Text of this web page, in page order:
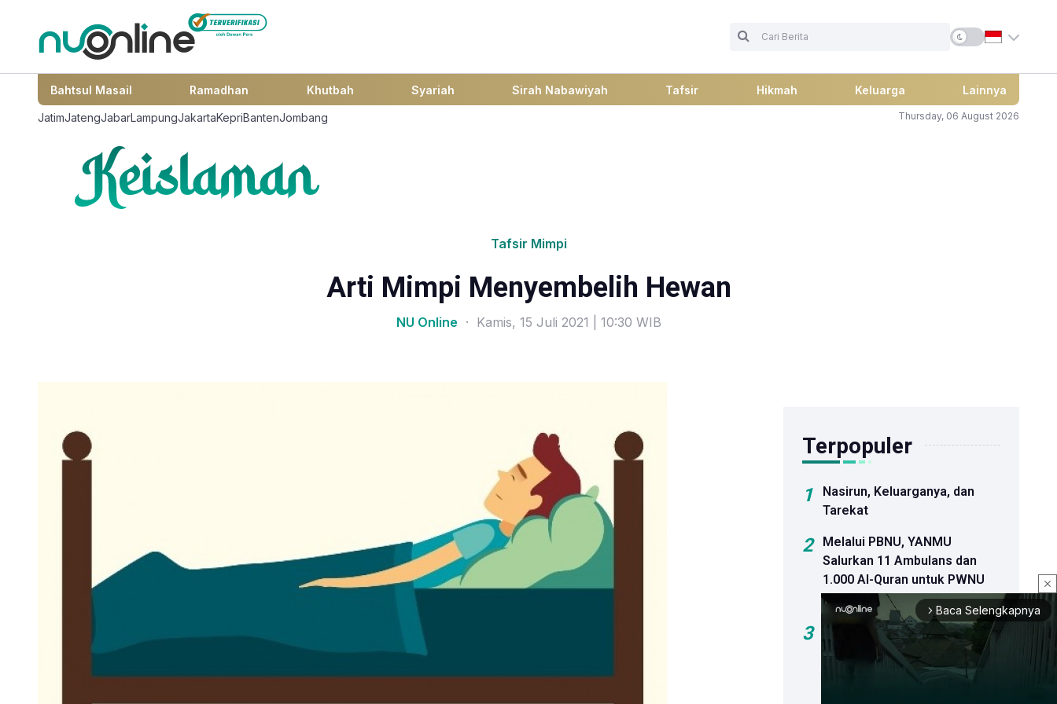
Bahtsul Masail Ramadhan Khutbah Syariah Sirah Nabawiyah Tafsir Hikmah Keluarga Lainnya
JatimJatengJabarLampungJakartaKepriBantenJombang Thursday, 06 August 2026
Tafsir Mimpi
Arti Mimpi Menyembelih Hewan
NU Online · Kamis, 15 Juli 2021 | 10:30 WIB
close
arrow_forward_ios Baca Selengkapnya
Terpopuler
1
Nasirun, Keluarganya, dan
Tarekat
2
Melalui PBNU, YANMU
Salurkan 11 Ambulans dan
1.000 Al-Quran untuk PWNU
dan PCNU
3
Agresi Israel Tak Berhenti
usai Kesepakatan Pelucutan
Senjata, Jumlah Korban di